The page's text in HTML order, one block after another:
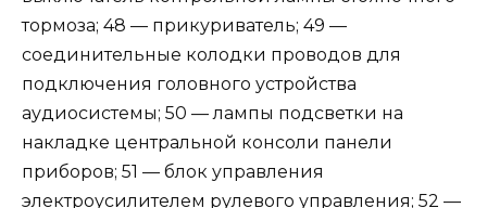
тормоза; 48 — прикуриватель; 49 —
соединительные колодки проводов для
подключения головного устройства
аудиосистемы; 50 — лампы подсветки на
накладке центральной консоли панели
приборов; 51 — блок управления
электроусилителем рулевого управления; 52 —